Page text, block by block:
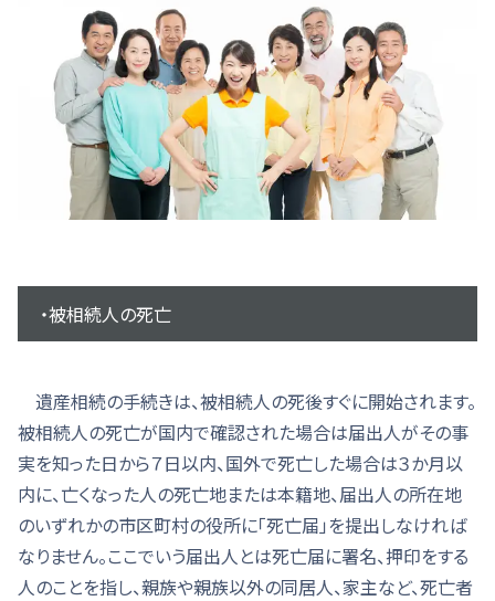
・被相続人の死亡
遺産相続の手続きは、被相続人の死後すぐに開始されます。
被相続人の死亡が国内で確認された場合は届出人がその事
実を知った日から７日以内、国外で死亡した場合は３か月以
内に、亡くなった人の死亡地または本籍地、届出人の所在地
のいずれかの市区町村の役所に「死亡届」を提出しなければ
なりません。ここでいう届出人とは死亡届に署名、押印をする
人のことを指し、親族や親族以外の同居人、家主など、死亡者